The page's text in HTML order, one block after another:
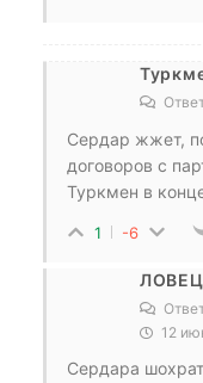
Сердар жжет,
договоров с
Туркмен в
1 -6
12
Сердара